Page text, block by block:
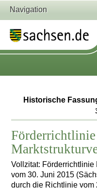
Navigation
Historische
Förderrichtlinie
Vollzitat: Förderrichtlinie
vom 30. Juni 2015
durch die Richtlinie vom